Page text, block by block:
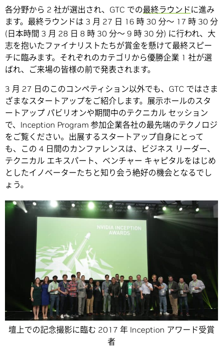
各分野から 2 社が選出され、GTC での最終ラウンド に進み
ます。最終ラウンドは 3 月 27 日 16 時 30 分～ 17 時 30 分
(日本時間 3 月 28 日 8 時 30 分～ 9 時 30 分) に行われ、大
志を抱いたファイナリストたちが賞金を懸けて最終スピー
チに臨みます。それぞれのカテゴリから優勝企業 1 社が選
ばれ、ご来場の皆様の前で発表されます。
3 月 27 日のこのコンペティション以外でも、GTC ではさま
ざまなスタートアップをご紹介します。展示ホールのスタ
ートアップ パビリオンや期間中のテクニカル セッション
で、Inception Program 参加企業各社の最先端のテクノロジ
をご覧ください。出展するスタートアップ自身にとって
も、この 4 日間のカンファレンスは、ビジネス リーダー、
テクニカル エキスパート、ベンチャー キャピタルをはじめ
としたイノベーターたちと知り会う絶好の機会となるでし
ょう。
壇上での記念撮影に臨む 2017 年 Inception アワード受賞
者